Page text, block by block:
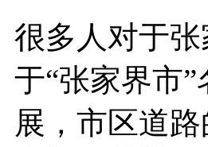
很多人对于
于“张家界市
展，市区道